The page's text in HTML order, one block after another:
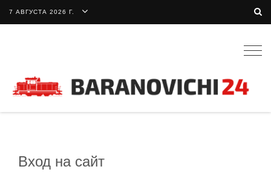
7 АВГУСТА 2026 Г.
Вход на сайт